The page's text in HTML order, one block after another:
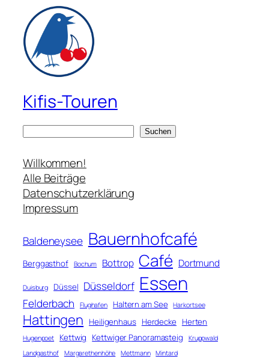
Kifis-Touren
c
h
e
n
Suchen
Willkommen!
Alle Beiträge
Datenschutzerklärung
Impressum
Baldeneysee Bauernhofcafé
Berggasthof Bochum Bottrop Café Dortmund
Duisburg Düssel Düsseldorf Essen
Felderbach Flughafen Haltern am See Harkortsee
Hattingen Heiligenhaus Herdecke Herten
Hugenpoet Kettwig Kettwiger Panoramasteig
Kruppwald
Landgasthof
Margarethenhöhe Mettmann Mintard